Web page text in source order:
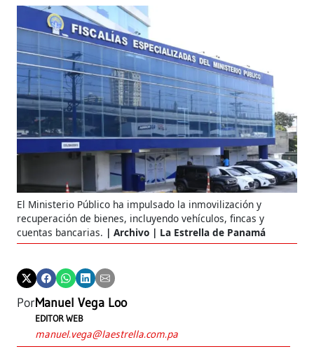
El Ministerio Público ha impulsado la inmovilización y
recuperación de bienes, incluyendo vehículos, fincas y
cuentas bancarias.
Archivo | La Estrella de Panamá
PorManuel Vega Loo
EDITOR WEB
manuel.vega@laestrella.com.pa